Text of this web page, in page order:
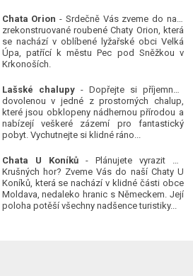
Chata Orion - Srdečně Vás zveme do naší
zrekonstruované roubené Chaty Orion, která
se nachází v oblíbené lyžařské obci Velká
Úpa, patřící k městu Pec pod Sněžkou v
Krkonoších.
Lašské chalupy- Dopřejte si příjemnou
dovolenou v jedné z prostorných chalup,
které jsou obklopeny nádhernou přírodou a
nabízejí veškeré zázemí pro fantastický
pobyt. Vychutnejte si klidné ráno...
Chata U Koníků- Plánujete vyrazit do
Krušných hor? Zveme Vás do naší Chaty U
Koníků, která se nachází v klidné části obce
Moldava, nedaleko hranic s Německem. Její
poloha potěší všechny nadšence turistiky...